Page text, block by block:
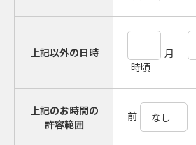
上記以外の日時 月
時頃
上記のお時間の
許容範囲
前